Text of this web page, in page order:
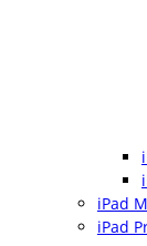
iPad
iPad